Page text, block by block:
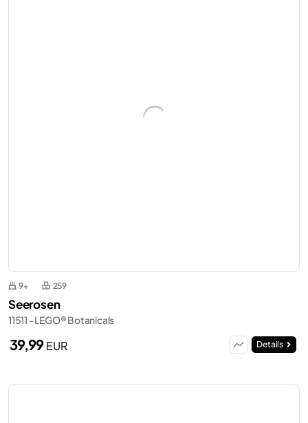
9+ 259
Seerosen
11511 - LEGO® Botanicals
39,99EUR Details